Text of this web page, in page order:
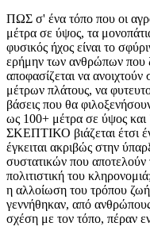
ΠΩΣ σ' ένα τόπο που οι
μέτρα σε ύψος, τα
φυσικός ήχος είναι το
ερήμην των ανθρώπων που
αποφασίζεται να
μέτρων πλάτους, να
βάσεις που θα
ως 100+ μέτρα σε ύψος
ΣΚΕΠΤΙΚΟ βιάζεται έτσι
έγκειται ακριβώς στην
συστατικών που αποτελούν
πολιτιστική του
η αλλοίωση του τρόπου
γεννήθηκαν, από
σχέση με τον τόπο, πέραν